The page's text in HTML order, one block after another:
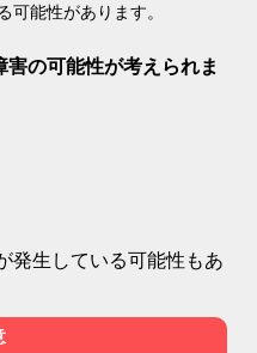
可能性があります。
の可能性が考えられま
発生している可能性もあ